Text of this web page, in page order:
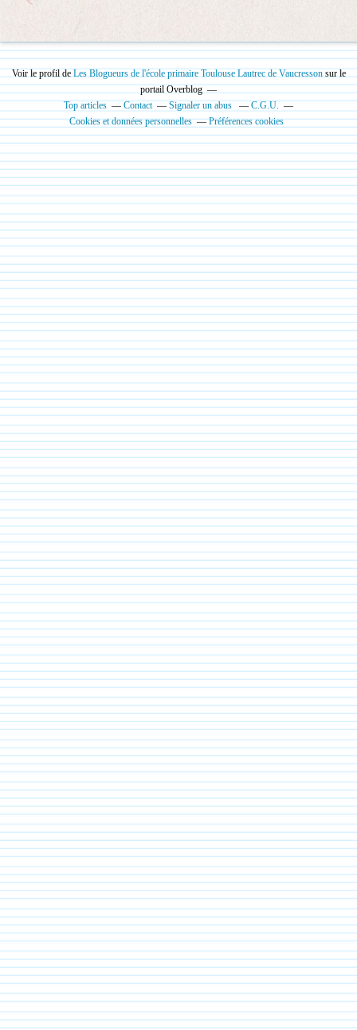
Voir le profil de Les Blogueurs de l'école primaire Toulouse Lautrec de Vaucressonsur le
portail Overblog
Top articles
Contact Signaler un abus
C.G.U.
Cookies et données personnelles
Préférences cookies